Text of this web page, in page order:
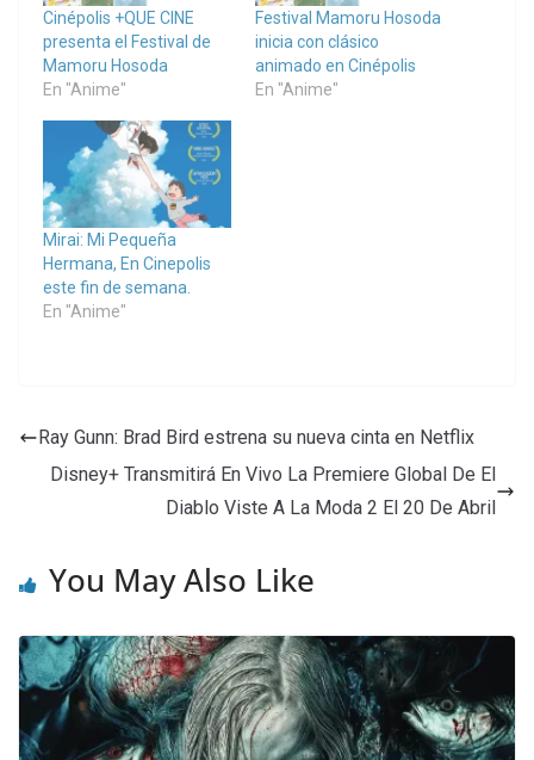
Cinépolis +QUE CINE
presenta el Festival de
Mamoru Hosoda
En "Anime"
Festival Mamoru Hosoda
inicia con clásico
animado en Cinépolis
En "Anime"
Mirai: Mi Pequeña
Hermana, En Cinepolis
este fin de semana.
En "Anime"
Ray Gunn: Brad Bird estrena su nueva cinta en Netflix
Disney+ Transmitirá En Vivo La Premiere Global De El
Diablo Viste A La Moda 2 El 20 De Abril
You May Also Like